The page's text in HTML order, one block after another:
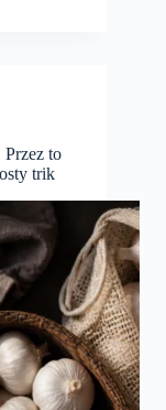
Przez to
trik